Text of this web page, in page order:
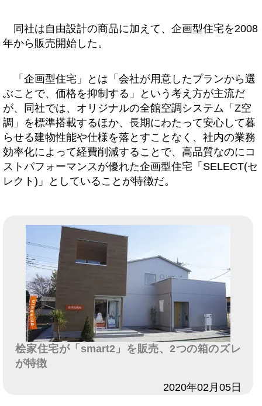
同社は自由設計の商品に加えて、企画型住宅を2008
年から販売開始した。
「企画型住宅」とは「会社が用意したプランから選
ぶことで、価格を抑制する」という考え方が主流だ
が、同社では、オリジナルの全館空調システム「Z空
調」を標準搭載するほか、長期にわたって安心して暮
らせる建物性能や仕様を落とすことなく、社内の業務
効率化によって経費削減することで、高品質なのにコ
ストパフォーマンスが優れた企画型住宅「SELECT(セ
レクト)」としていることが特徴だ。
桧家住宅が「smart2」を販売、2つの箱のズレ
が特徴
2020年02月05日